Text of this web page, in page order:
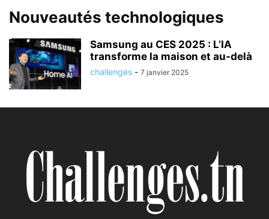
Nouveautés technologiques
Samsung au CES 2025 : L’IA
transforme la maison et au-delà
challenges - 7 janvier 2025